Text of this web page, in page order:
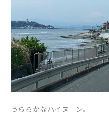
うららかなハイヌーン。